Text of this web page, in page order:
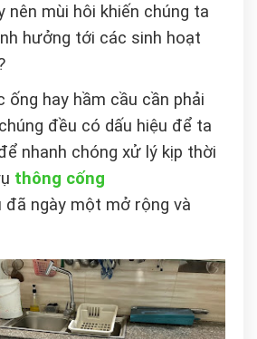
nên mùi hôi khiến chúng ta
hưởng tới các sinh hoạt
ống hay hầm cầu cần phải
đều có dấu hiệu để ta
nhanh chóng xử lý kịp thời
thông cống
đã ngày một mở rộng và